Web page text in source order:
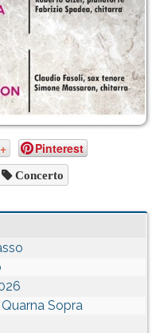
Pinterest
Concerto
Sopra